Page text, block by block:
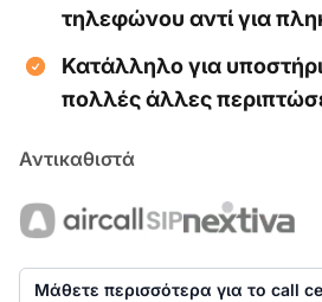
τηλεφώνου αντί για
Κατάλληλο για
πολλές άλλες
Αντικαθιστά
Μάθετε περισσότερα για το call